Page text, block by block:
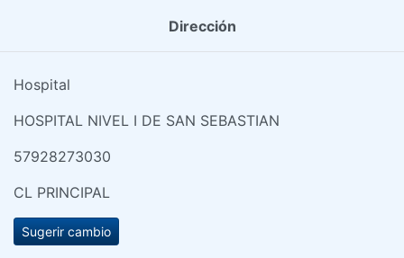
Dirección
Hospital
HOSPITAL NIVEL I DE SAN SEBASTIAN
57928273030
CL PRINCIPAL
Sugerir cambio